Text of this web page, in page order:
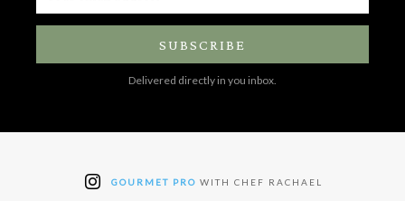
SUBSCRIBE
Delivered directly in you inbox.
GOURMET PRO WITH CHEF RACHAEL